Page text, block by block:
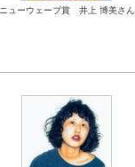
ニューウェーブ賞 井上 博美さん